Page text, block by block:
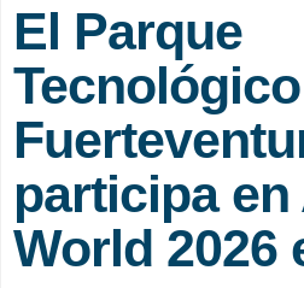
El Parque
participa
World 2026